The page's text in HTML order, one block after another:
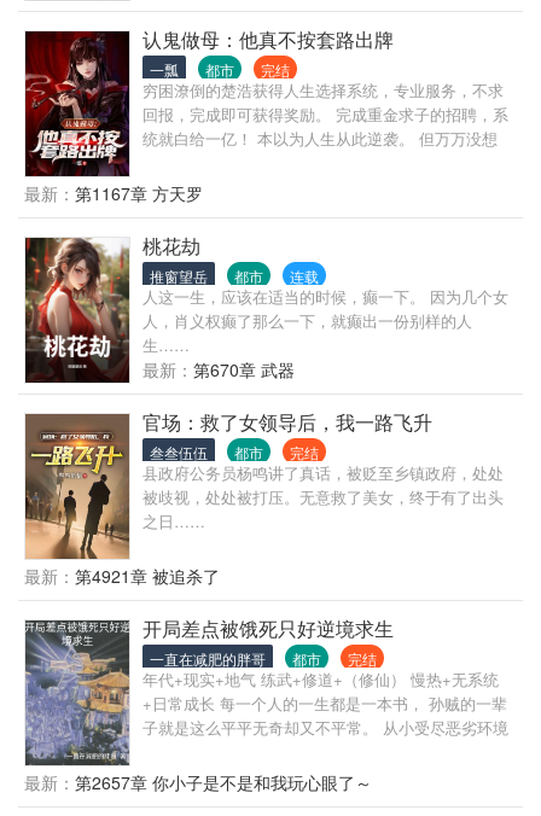
认鬼做母：他真不按套路出牌
一瓢 都市 完结
穷困潦倒的楚浩获得人生选择系统，专业服务，不求
回报，完成即可获得奖励。 完成重金求子的招聘，系
统就白给一亿！ 本以为人生从此逆袭。 但万万没想
成，差点搭上小命。 在逃亡的生死之际，看到红衣女
人在跳河，系统给出选项，高呼一声“妈妈救我！” 于
是捡了一个超级漂亮的女鬼当妈妈。 系统的奖励越
大，风险越高？ 于是他不按套路出牌了。 楚浩：“不
就是鬼吗？长得那么好看，还身怀才艺，我超喜欢
的。”
最新： 第1167章 方天罗
桃花劫
推窗望岳 都市 连载
人这一生，应该在适当的时候，癫一下。 因为几个女
人，肖义权癫了那么一下，就癫出一份别样的人
生……
最新： 第670章 武器
官场：救了女领导后，我一路飞升
叁叁伍伍 都市 完结
县政府公务员杨鸣讲了真话，被贬至乡镇政府，处处
被歧视，处处被打压。无意救了美女，终于有了出头
之日……
最新： 第4921章 被追杀了
开局差点被饿死只好逆境求生
一直在减肥的胖哥 都市 完结
年代+现实+地气 练武+修道+（修仙） 慢热+无系统
+日常成长 每一个人的一生都是一本书， 孙贼的一辈
子就是这么平平无奇却又不平常。 从小受尽恶劣环境
以后，他就想更加了解这个世界。
最新： 第2657章 你小子是不是和我玩心眼了～